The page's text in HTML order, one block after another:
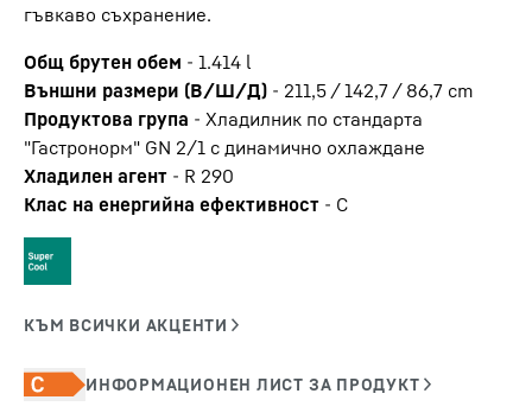
гъвкаво съхранение.
Общ брутен обем - 1.414 l
Външни размери (В/Ш/Д) - 211,5 / 142,7 / 86,7 cm
Продуктова група - Хладилник по стандарта
"Гастронорм" GN 2/1 с динамично охлаждане
Хладилен агент - R 290
Клас на енергийна ефективност - C